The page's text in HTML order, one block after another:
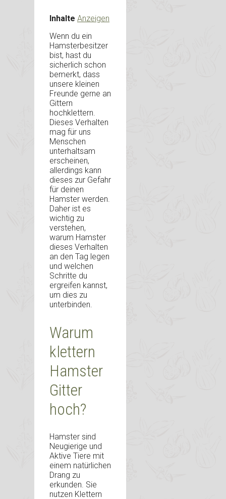
Inhalte Anzeigen
Wenn du ein
Hamsterbesitzer
bist, hast du
sicherlich schon
bemerkt, dass
unsere kleinen
Freunde gerne an
Gittern
hochklettern.
Dieses Verhalten
mag für uns
Menschen
unterhaltsam
erscheinen,
allerdings kann
dieses zur Gefahr
für deinen
Hamster werden.
Daher ist es
wichtig zu
verstehen,
warum Hamster
dieses Verhalten
an den Tag legen
und welchen
Schritte du
ergreifen kannst,
um dies zu
unterbinden.
Warum
klettern
Hamster
Gitter
hoch?
Hamster sind
Neugierige und
Aktive Tiere mit
einem natürlichen
Drang zu
erkunden. Sie
nutzen Klettern